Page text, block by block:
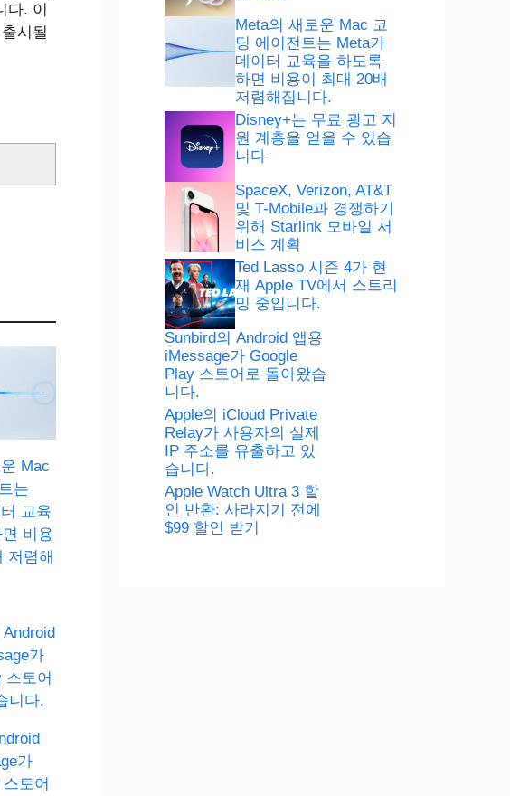
. 이
시될
Mac
는
교육
비용
저렴해
가
토어
Meta의 새로운 Mac 코
딩 에이전트는 Meta가
데이터 교육을 하도록
하면 비용이 최대 20배
저렴해집니다.
Disney+는 무료 광고 지
원 계층을 얻을 수 있습
니다
SpaceX, Verizon, AT&T
및 T-Mobile과 경쟁하기
위해 Starlink 모바일 서
비스 계획
Ted Lasso 시즌 4가 현
재 Apple TV에서 스트리
밍 중입니다.
Sunbird의 Android 앱용
iMessage가 Google
Play 스토어로 돌아왔습
니다.
Apple의 iCloud Private
Relay가 사용자의 실제
IP 주소를 유출하고 있
습니다.
Apple Watch Ultra 3 할
인 반환: 사라지기 전에
$99 할인 받기